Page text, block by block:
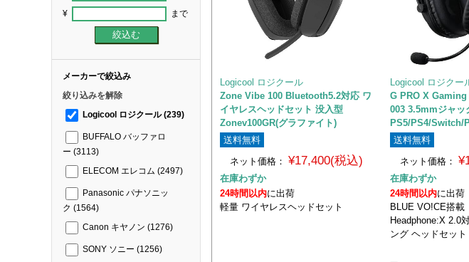
¥ まで
メーカーで絞込み
絞り込みを解除
Logicool ロジクール(239)
BUFFALO バッファロ
ー (3113)
ELECOM エレコム (2497)
Panasonic パナソニッ
ク (1564)
Canon キヤノン (1276)
SONY ソニー (1256)
Logicool ロジクール
Zone Vibe 100 Bluetooth5.2対応 ワ
イヤレスヘッドセット 没入型
Zonev100GR(グラファイト)
送料無料
ネット価格：
¥17,400(税込)
在庫わずか
24時間以内に出荷
軽量 ワイヤレスヘッドセット
Logicool ロジクー
G PRO X
003 3.5mmジャッ
PS5/PS4/Switch/
送料無料
ネット価格：
在庫わずか
24時間以内に出荷
BLUE VO!CE搭
Headphone:X 2.0
ング ヘッドセット